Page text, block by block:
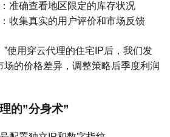
：准确查看地区限定的库存状况
：收集真实的用户评价和市场反馈
使用穿云代理的住宅IP后，我们发
的价格差异，调整策略后季度利润
的”分身术”